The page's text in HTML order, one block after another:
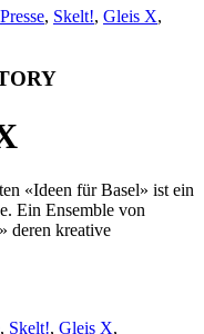
Presse, Skelt!, Gleis X,
«Ideen für Basel» ist ein
Ein Ensemble von
deren kreative
, Skelt!, Gleis X,